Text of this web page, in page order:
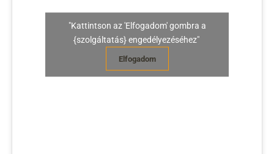
"Kattintson az 'Elfogadom' gombra a
{szolgáltatás} engedélyezéséhez"
Elfogadom